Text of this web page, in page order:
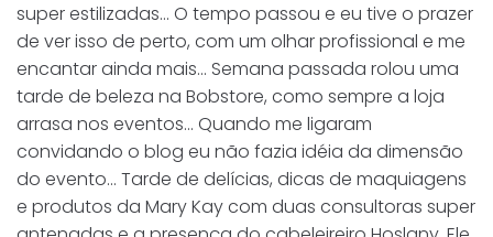
super estilizadas... O tempo passou e eu tive o prazer
de ver isso de perto, com um olhar profissional e me
encantar ainda mais... Semana passada rolou uma
tarde de beleza na Bobstore, como sempre a loja
arrasa nos eventos... Quando me ligaram
convidando o blog eu não fazia idéia da dimensão
do evento... Tarde de delícias, dicas de maquiagens
e produtos da Mary Kay com duas consultoras super